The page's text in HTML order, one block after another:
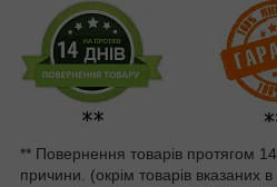
** Повернення товарів протягом
причини. (окрім товарів вказаних в